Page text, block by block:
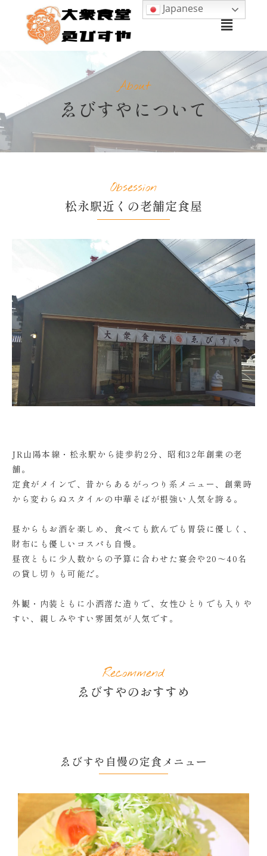
About
ゑびすやについて
Obsession
松永駅近くの老舗定食屋
JR山陽本線・松永駅から徒歩約2分、昭和32年創業の老
舗。
定食がメインで、昔からあるがっつり系メニュー、創業時
から変わらぬスタイルの中華そばが根強い人気を誇る。
昼からもお酒を楽しめ、食べても飲んでも胃袋に優しく、
財布にも優しいコスパも自慢。
昼夜ともに少人数からの予算に合わせた宴会や20～40名
の貸し切りも可能だ。
外観・内装ともに小洒落た造りで、女性ひとりでも入りや
すい、親しみやすい雰囲気が人気です。
Recommend
ゑびすやのおすすめ
ゑびすや自慢の定食メニュー
Japanese